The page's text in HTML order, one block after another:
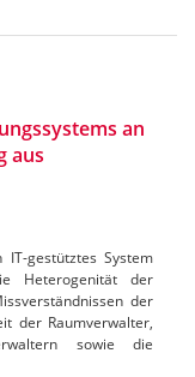
an
aus
gestütztes System
Heterogenität der
der
der Raumverwalter,
sowie die